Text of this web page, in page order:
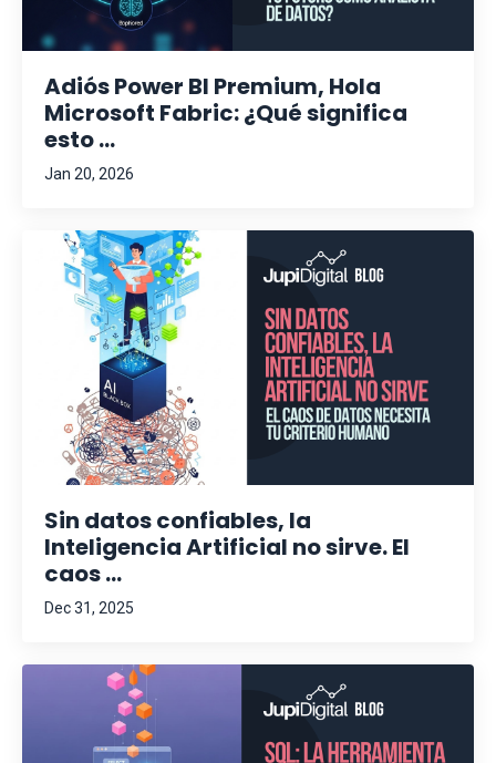
Adiós Power BI Premium, Hola
Microsoft Fabric: ¿Qué significa
esto ...
Jan 20, 2026
Sin datos confiables, la
Inteligencia Artificial no sirve. El
caos ...
Dec 31, 2025